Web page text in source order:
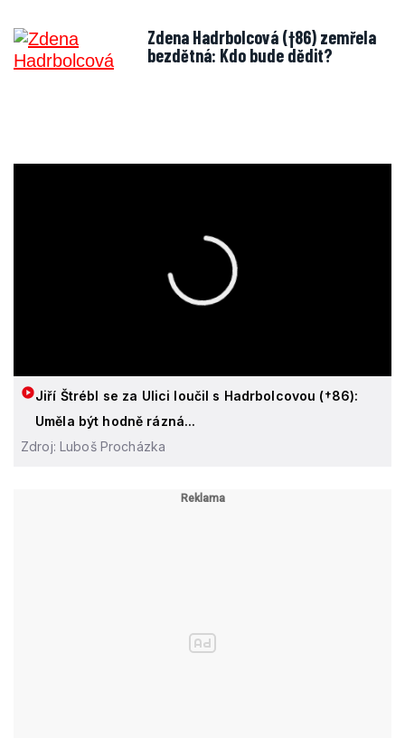
Zdena Hadrbolcová (†86) zemřela
bezdětná: Kdo bude dědit?
Jiří Štrébl se za Ulici loučil s Hadrbolcovou (†86):
Uměla být hodně rázná...
Zdroj: Luboš Procházka